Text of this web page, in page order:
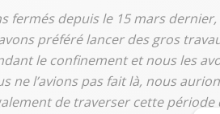
fermés depuis le 15 mars dernier,
préféré lancer des gros
le confinement et nous les
ne l’avions pas fait là, nous
de traverser cette